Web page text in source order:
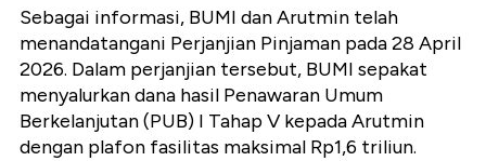
Sebagai informasi, BUMI dan Arutmin telah
menandatangani Perjanjian Pinjaman pada 28 April
2026. Dalam perjanjian tersebut, BUMI sepakat
menyalurkan dana hasil Penawaran Umum
Berkelanjutan (PUB) I Tahap V kepada Arutmin
dengan plafon fasilitas maksimal Rp1,6 triliun.